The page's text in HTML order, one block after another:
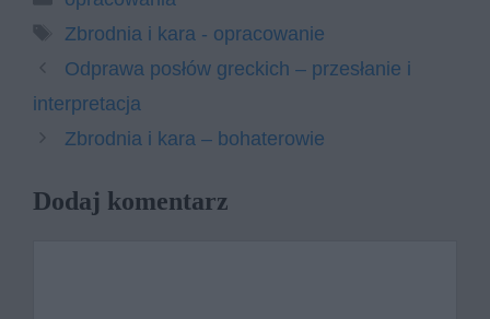
Tagi
Zbrodnia i kara - opracowanie
Odprawa posłów greckich – przesłanie i
interpretacja
Zbrodnia i kara – bohaterowie
Dodaj komentarz